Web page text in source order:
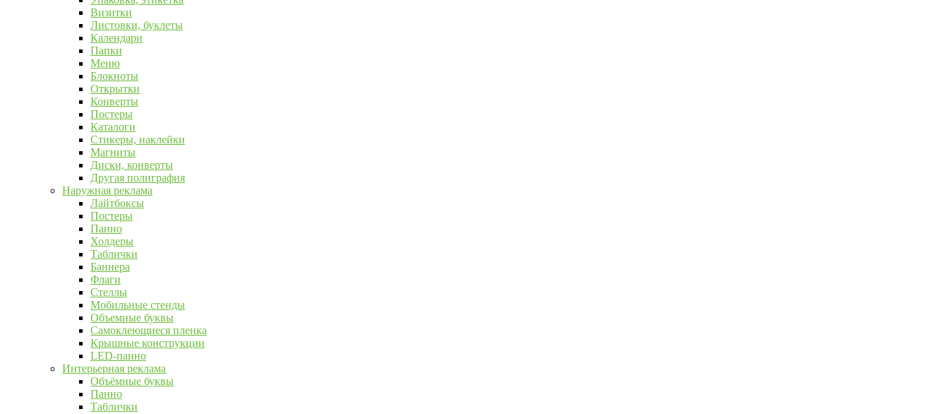
Визитки
Листовки, буклеты
Календари
Папки
Меню
Блокноты
Открытки
Конверты
Постеры
Каталоги
Стикеры, наклейки
Магниты
Диски, конверты
Другая полиграфия
Наружная реклама
Лайтбоксы
Постеры
Панно
Холдеры
Таблички
Баннера
Флаги
Стеллы
Мобильные стенды
Объемные буквы
Самоклеющиеся пленка
Крышные конструкции
LED-панно
Интерьерная реклама
Объёмные буквы
Панно
Таблички